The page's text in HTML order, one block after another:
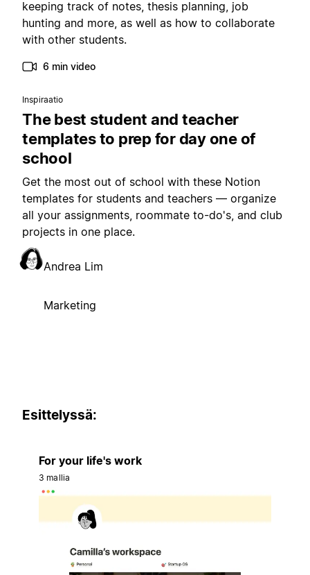
keeping track of notes, thesis planning, job
hunting and more, as well as how to collaborate
with other students.
6 min video
Inspiraatio
The best student and teacher
templates to prep for day one of
school
Get the most out of school with these Notion
templates for students and teachers — organize
all your assignments, roommate to-do's, and club
projects in one place.
Andrea Lim
Marketing
Esittelyssä:
For your life's work
3 mallia